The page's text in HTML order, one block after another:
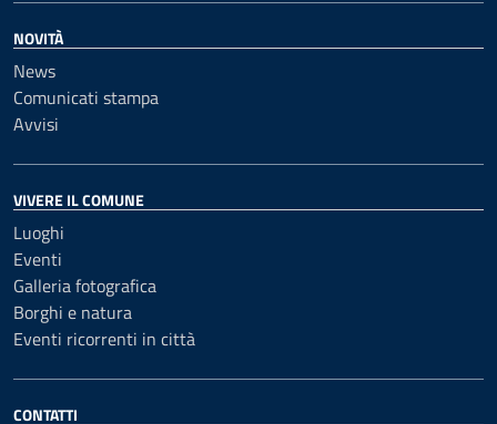
NOVITÀ
News
Comunicati stampa
Avvisi
VIVERE IL COMUNE
Luoghi
Eventi
Galleria fotografica
Borghi e natura
Eventi ricorrenti in città
CONTATTI